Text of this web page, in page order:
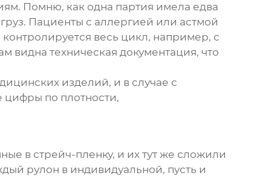
Помню, как одна партия имела едва
Пациенты с аллергией или астмой
весь цикл, например, с
видна техническая документация, что
изделий, и в случае с
цифры по плотности,
в стрейч-пленку, и их тут же сложили
рулон в индивидуальной, пусть и